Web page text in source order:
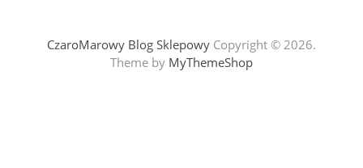
CzaroMarowy Blog SklepowyCopyright © 2026.
Theme by MyThemeShop